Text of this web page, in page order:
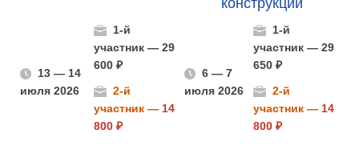
13 — 14
июля 2026
1-й
участник — 29
600 ₽
2-й
участник — 14
800 ₽
6 — 7
июля 2026
1-й
участник — 29
650 ₽
2-й
участник — 14
800 ₽